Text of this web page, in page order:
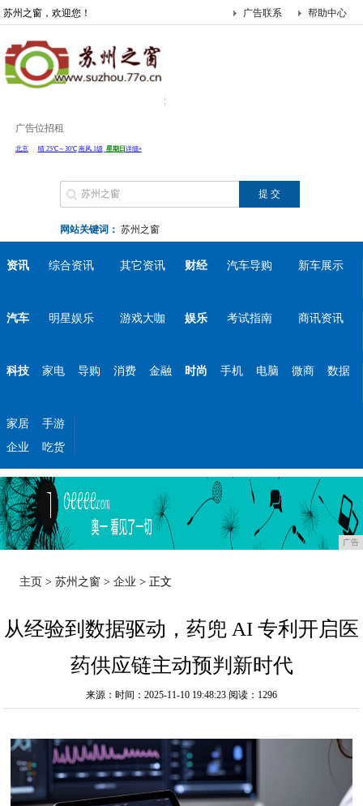
苏州之窗，欢迎您！ 帮助中心
广告联系
广告位招租
网站关键词： 苏州之窗
资讯 综合资讯 其它资讯 财经 汽车导购 新车展示
汽车 明星娱乐 游戏大咖 娱乐 考试指南 商讯资讯
科技 家电 导购 消费 金融 时尚 手机 电脑 微商 数据
家居
手游
企业
吃货
广告
主页 >苏州之窗 >企业 > 正文
从经验到数据驱动，药兜 AI 专利开启医
药供应链主动预判新时代
来源：时间：2025-11-10 19:48:23 阅读：1296